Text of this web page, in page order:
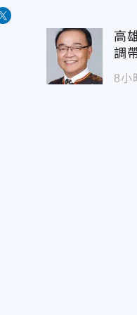
高
調
8小